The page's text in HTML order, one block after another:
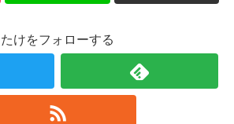
たけをフォローする